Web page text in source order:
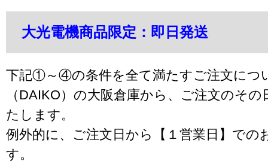
大光電機商品限定：即日発送
下記①～④の条件を全て満たすご注文につ
（DAIKO）の大阪倉庫から、ご注文のそ
たします。
例外的に、ご注文日から【１営業日】での
す。